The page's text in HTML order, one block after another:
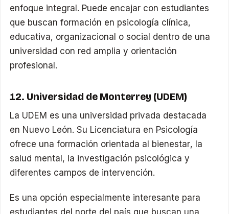
enfoque integral. Puede encajar con estudiantes
que buscan formación en psicología clínica,
educativa, organizacional o social dentro de una
universidad con red amplia y orientación
profesional.
12. Universidad de Monterrey (UDEM)
La UDEM es una universidad privada destacada
en Nuevo León. Su Licenciatura en Psicología
ofrece una formación orientada al bienestar, la
salud mental, la investigación psicológica y
diferentes campos de intervención.
Es una opción especialmente interesante para